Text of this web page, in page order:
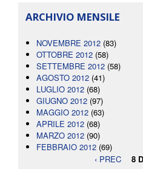
ARCHIVIO MENSILE
NOVEMBRE 2012 (83)
OTTOBRE 2012 (58)
SETTEMBRE 2012 (58)
AGOSTO 2012 (41)
LUGLIO 2012 (68)
GIUGNO 2012 (97)
MAGGIO 2012 (63)
APRILE 2012 (68)
MARZO 2012 (90)
FEBBRAIO 2012 (69)
‹ PREC
8